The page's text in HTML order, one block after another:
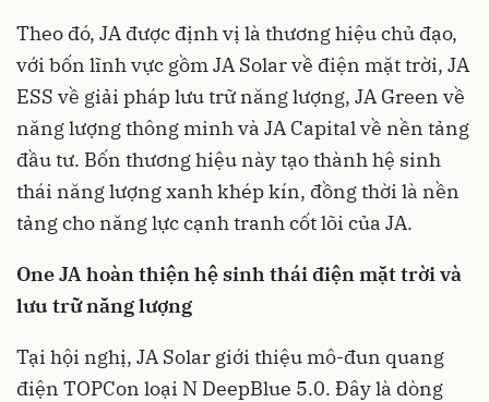
Theo đó, JA được định vị là thương hiệu chủ đạo,
với bốn lĩnh vực gồm JA Solar về điện mặt trời, JA
ESS về giải pháp lưu trữ năng lượng, JA Green về
năng lượng thông minh và JA Capital về nền tảng
đầu tư. Bốn thương hiệu này tạo thành hệ sinh
thái năng lượng xanh khép kín, đồng thời là nền
tảng cho năng lực cạnh tranh cốt lõi của JA.
One JA hoàn thiện hệ sinh thái điện mặt trời và
lưu trữ năng lượng
Tại hội nghị, JA Solar giới thiệu mô-đun quang
điện TOPCon loại N DeepBlue 5.0. Đây là dòng